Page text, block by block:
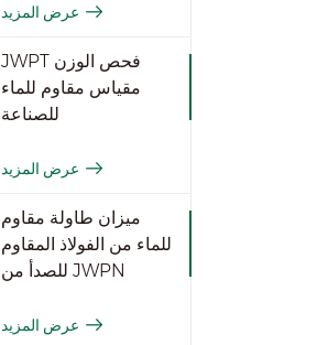
عرض المزيد
JWPT فحص الوزن
مقياس مقاوم للماء
للصناعة
عرض المزيد
ميزان طاولة مقاوم
للماء من الفولاذ المقاوم
للصدأ من JWPN
عرض المزيد